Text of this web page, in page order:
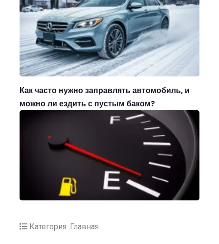
Как часто нужно заправлять автомобиль, и
можно ли ездить с пустым баком?
Категория: Главная